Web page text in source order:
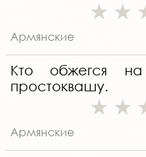
Армянские
Кто обжегся
простоквашу.
Армянские